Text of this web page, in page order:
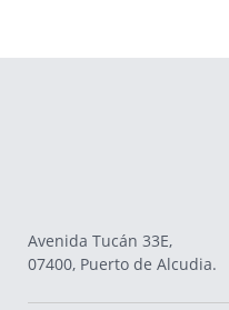
Avenida Tucán 33E,
07400, Puerto de Alcudia.